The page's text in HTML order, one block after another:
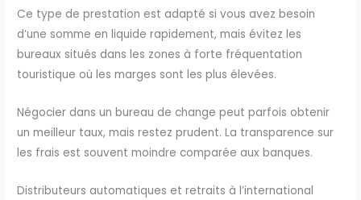
Ce type de prestation est adapté si vous avez besoin
d’une somme en liquide rapidement, mais évitez les
bureaux situés dans les zones à forte fréquentation
touristique où les marges sont les plus élevées.
Négocier dans un bureau de change peut parfois obtenir
un meilleur taux, mais restez prudent. La transparence sur
les frais est souvent moindre comparée aux banques.
Distributeurs automatiques et retraits à l’international